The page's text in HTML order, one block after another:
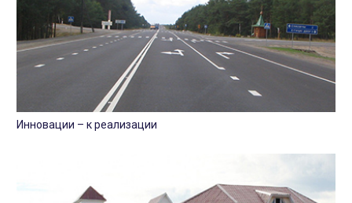
Инновации – к реализации